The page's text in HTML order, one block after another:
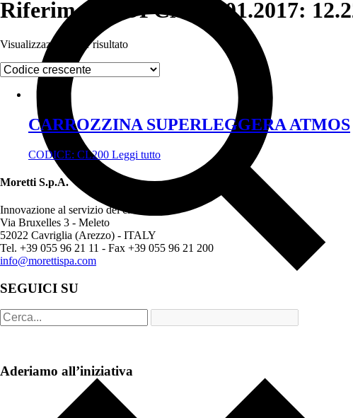
Riferimento DPCM 12.01.2017:
Visualizzazione di 1 risultato
CARROZZINA SUPERLEGGERA ATMOS
CODICE: CL200 Leggi tutto
Moretti S.p.A.
Innovazione al servizio del cliente
Via Bruxelles 3 - Meleto
52022 Cavriglia (Arezzo) - ITALY
Tel. +39 055 96 21 11 - Fax +39 055 96 21 200
info@morettispa.com
SEGUICI SU
Aderiamo all’iniziativa